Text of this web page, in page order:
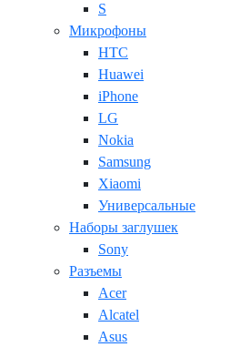
S
Микрофоны
HTC
Huawei
iPhone
LG
Nokia
Samsung
Xiaomi
Универсальные
Наборы заглушек
Sony
Разъемы
Acer
Alcatel
Asus